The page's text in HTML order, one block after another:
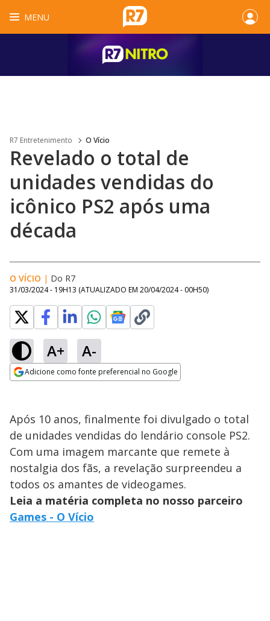
MENU
R7 Entretenimento O Vício
Revelado o total de
unidades vendidas do
icônico PS2 após uma
década
O VÍCIO | Do R7
31/03/2024 - 19H13 (ATUALIZADO EM 20/04/2024 - 00H50)
A+ A-
Adicione como fonte preferencial no Google
Após 10 anos, finalmente foi divulgado o total
de unidades vendidas do lendário console PS2.
Com uma imagem marcante que remete à
nostalgia dos fãs, a revelação surpreendeu a
todos os amantes de videogames.
Leia a matéria completa no nosso parceiro
Games - O Vício